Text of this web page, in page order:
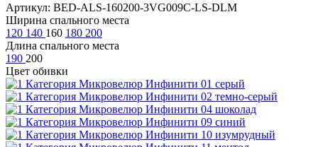
Артикул: BED-ALS-160200-3VG009C-LS-DLM
Ширина спального места
120 140 160 180 200
Длина спального места
190 200
Цвет обивки